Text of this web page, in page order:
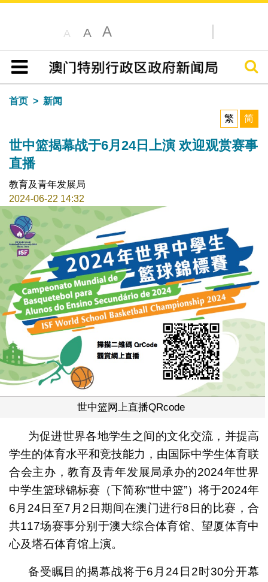
A A A
目录
搜寻
首页
新闻
繁
简
世中篮揭幕战于6月24日上演 欢迎观赏赛事
直播
教育及青年发展局
2024-06-22 14:32
世中篮网上直播QRcode
为促进世界各地学生之间的文化交流，并提高
学生的体育水平和竞技能力，由国际中学生体育联
合会主办，教育及青年发展局承办的2024年世界
中学生篮球锦标赛（下简称“世中篮”）将于2024年
6月24日至7月2日期间在澳门进行8日的比赛，合
共117场赛事分别于澳大综合体育馆、望厦体育中
心及塔石体育馆上演。
备受瞩目的揭幕战将于6月24日2时30分开幕